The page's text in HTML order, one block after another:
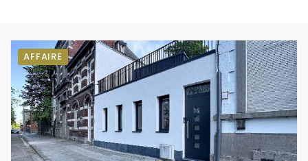
AFFAIRE